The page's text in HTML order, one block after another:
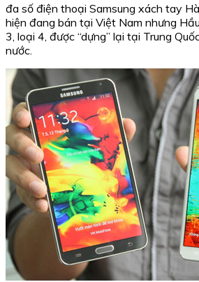
đa số điện thoại Samsung xách tay
hiện đang bán tại Việt Nam nhưng
3, loại 4, được “dựng” lại tại Trung
nước.